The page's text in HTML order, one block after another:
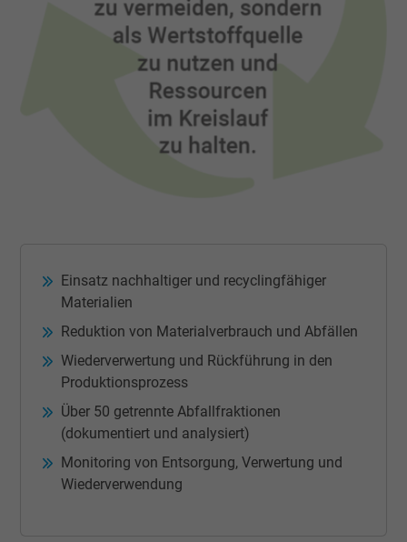
Einsatz nachhaltiger und recyclingfähiger
Materialien
Reduktion von Materialverbrauch und Abfällen
Wiederverwertung und Rückführung in den
Produktionsprozess
Über 50 getrennte Abfallfraktionen
(dokumentiert und analysiert)
Monitoring von Entsorgung, Verwertung und
Wiederverwendung